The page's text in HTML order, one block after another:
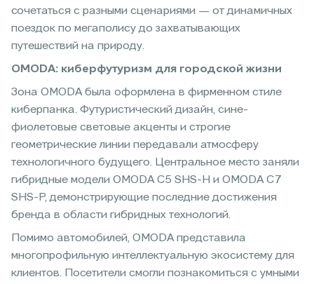
сочетаться с разными сценариями — от динамичных
поездок по мегаполису до захватывающих
путешествий на природу.
OMODA: киберфутуризм для городской жизни
Зона OMODA была оформлена в фирменном стиле
киберпанка. Футуристический дизайн, сине-
фиолетовые световые акценты и строгие
геометрические линии передавали атмосферу
технологичного будущего. Центральное место заняли
гибридные модели OMODA C5 SHS-H и OMODA C7
SHS-P, демонстрирующие последние достижения
бренда в области гибридных технологий.
Помимо автомобилей, OMODA представила
многопрофильную интеллектуальную экосистему для
клиентов. Посетители смогли познакомиться с умными